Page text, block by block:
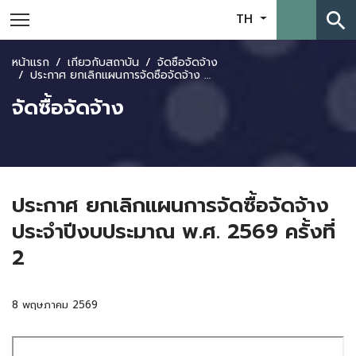
TH search
หน้าแรก เกี่ยวกับสถาบัน จัดซื้อจัดจ้าง
ประกาศ ยกเลิกแผนการจัดซื้อจัดจ้าง ประจำปีงบประมาณ พ.ศ. 2569 ครั้งที่ 2
จัดซื้อจัดจ้าง
ประกาศ ยกเลิกแผนการจัดซื้อจัดจ้าง
ประจำปีงบประมาณ พ.ศ. 2569 ครั้งที่
2
8 พฤษภาคม 2569